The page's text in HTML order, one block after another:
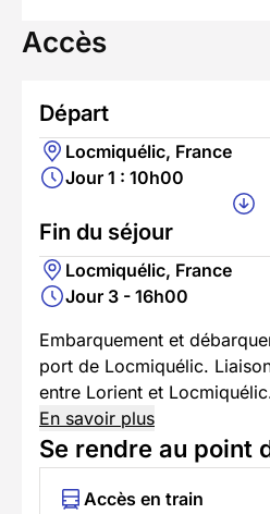
Accès
Départ
Locmiquélic, France
Jour 1 : 10h00
Fin du séjour
Locmiquélic, France
Jour 3 - 16h00
Embarquement et
port de Locmiquélic.
entre Lorient et
En savoir plus
Se rendre au point
Accès en train